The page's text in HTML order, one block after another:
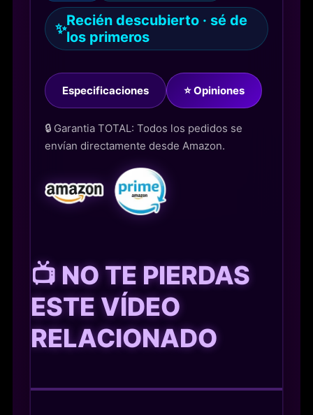
✨Recién descubierto · sé de
los primeros
Especificaciones ⭐ Opiniones
🔒 Garantia TOTAL: Todos los pedidos se
envían directamente desde Amazon.
📺 NO TE PIERDAS
ESTE VÍDEO
RELACIONADO